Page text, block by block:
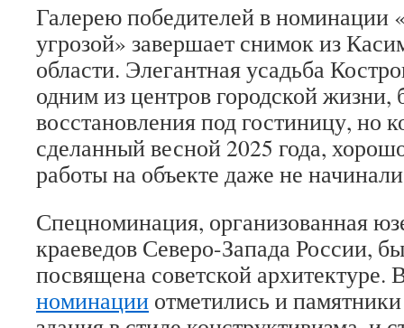
Галерею победителей в номинации
угрозой» завершает снимок из
области. Элегантная усадьба
одним из центров городской
восстановления под гостиницу, но
сделанный весной 2025 года,
работы на объекте даже не
Спецноминация, организованная
краеведов Северо-Запада России,
посвящена советской архитектуре.
номинации отметились и